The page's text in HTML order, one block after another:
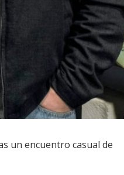
un encuentro casual de